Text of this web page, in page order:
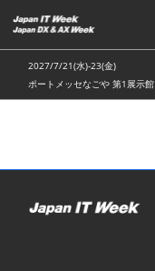
キ
ッ
し
む
2027/7/21(水)-23(金)
ポートメッセなごや 第1展示館